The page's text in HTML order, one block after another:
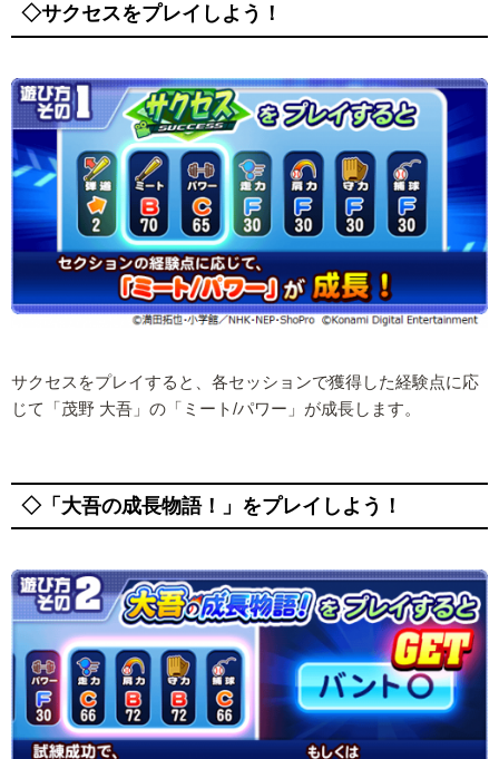
◇サクセスをプレイしよう！
サクセスをプレイすると、各セッションで獲得した経験点に応
じて「茂野 大吾」の「ミート/パワー」が成長します。
◇「大吾の成長物語！」をプレイしよう！